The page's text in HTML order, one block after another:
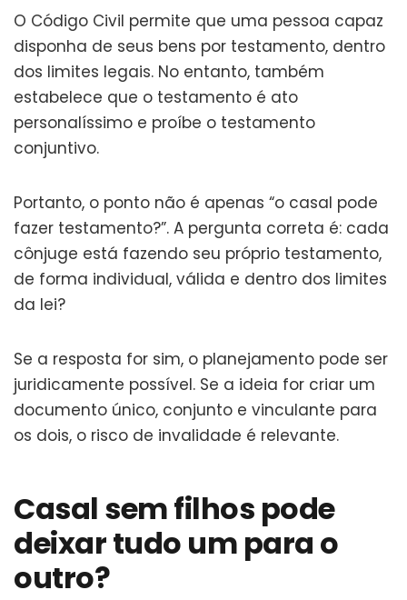
O Código Civil permite que uma pessoa capaz
disponha de seus bens por testamento, dentro
dos limites legais. No entanto, também
estabelece que o testamento é ato
personalíssimo e proíbe o testamento
conjuntivo.
Portanto, o ponto não é apenas “o casal pode
fazer testamento?”. A pergunta correta é: cada
cônjuge está fazendo seu próprio testamento,
de forma individual, válida e dentro dos limites
da lei?
Se a resposta for sim, o planejamento pode ser
juridicamente possível. Se a ideia for criar um
documento único, conjunto e vinculante para
os dois, o risco de invalidade é relevante.
Casal sem filhos pode
deixar tudo um para o
outro?